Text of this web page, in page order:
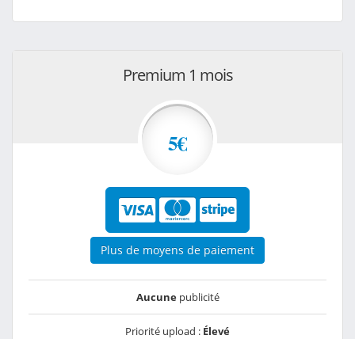
Premium 1 mois
5€
Plus de moyens de paiement
Aucunepublicité
Priorité upload : Élevé